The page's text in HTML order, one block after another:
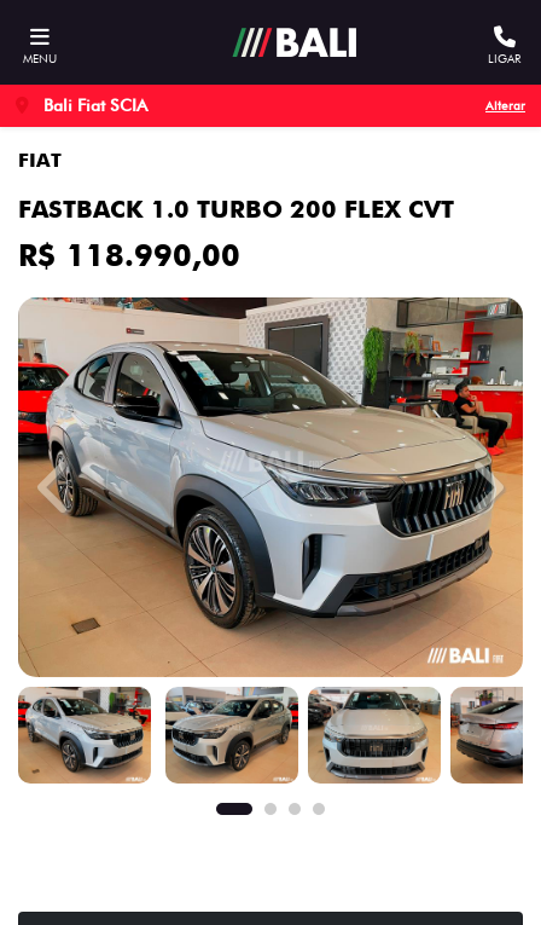
MENU LIGAR
Bali Fiat SCIA Alterar
FIAT
FASTBACK 1.0 TURBO 200 FLEX CVT
R$ 118.990,00
Previous Next